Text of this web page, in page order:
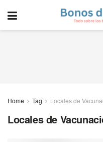
Home Tag Locales de
Locales de